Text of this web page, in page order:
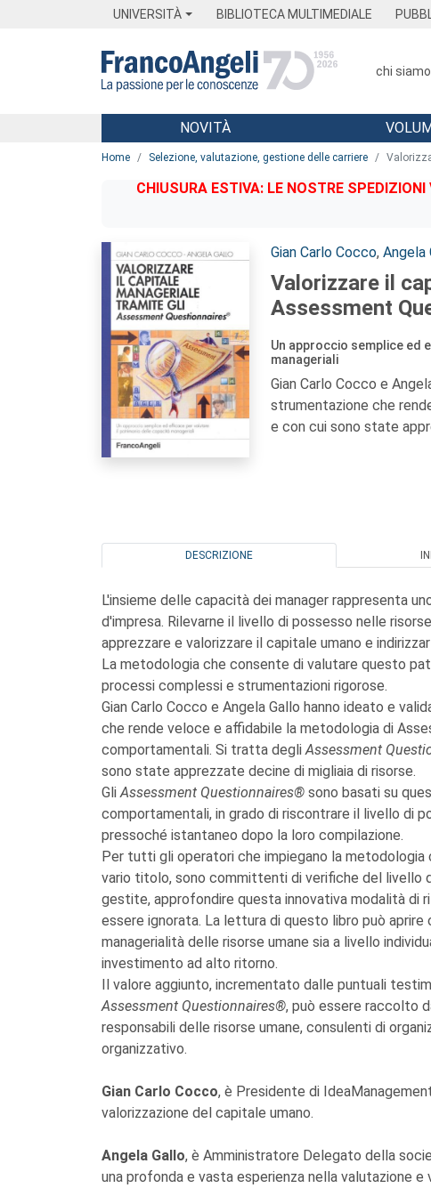
UNIVERSITÀ BIBLIOTECA MULTIMEDIALE
chi siamo
Menu
NOVITÀ
Home Selezione, valutazione, gestione delle carriere
CHIUSURA ESTIVA: LE NOSTRE
Autori:
Gian Carlo Cocco, Angela
Valorizzare il
Assessment
Un approccio semplice ed
manageriali
Gian Carlo Cocco e
strumentazione che
e con cui sono state
DESCRIZIONE
L'insieme delle capacità dei manager rappresenta
d'impresa. Rilevarne il livello di possesso nelle
apprezzare e valorizzare il capitale umano e
La metodologia che consente di valutare questo
processi complessi e strumentazioni rigorose.
Gian Carlo Cocco e Angela Gallo hanno ideato e
che rende veloce e affidabile la metodologia di
comportamentali. Si tratta degliAssessment
sono state apprezzate decine di migliaia di risorse.
GliAssessment Questionnaires® sono basati su
comportamentali, in grado di riscontrare il livello di
pressoché istantaneo dopo la loro compilazione.
Per tutti gli operatori che impiegano la
vario titolo, sono committenti di verifiche del livello
gestite, approfondire questa innovativa modalità di
essere ignorata. La lettura di questo libro può
managerialità delle risorse umane sia a livello
investimento ad alto ritorno.
Il valore aggiunto, incrementato dalle puntuali
Assessment Questionnaires®, può essere raccolto
responsabili delle risorse umane, consulenti di
organizzativo.
Gian Carlo Cocco, è Presidente di
valorizzazione del capitale umano.
Angela Gallo, è Amministratore Delegato della
una profonda e vasta esperienza nella valutazione e